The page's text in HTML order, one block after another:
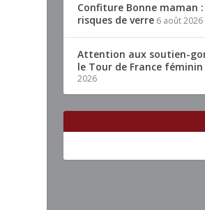
Confiture Bonne maman :
risques de verre 6 août 2026
Attention aux soutien-
le Tour de France féminin
2026